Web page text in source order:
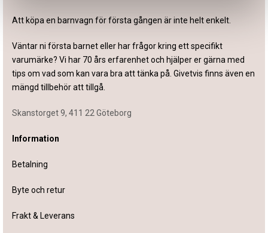
Att köpa en barnvagn för första gången är inte helt enkelt.
Väntar ni första barnet eller har frågor kring ett specifikt
varumärke? Vi har 70 års erfarenhet och hjälper er gärna med
tips om vad som kan vara bra att tänka på. Givetvis finns även en
mängd tillbehör att tillgå.
Skanstorget 9, 411 22 Göteborg
Information
Betalning
Byte och retur
Frakt & Leverans